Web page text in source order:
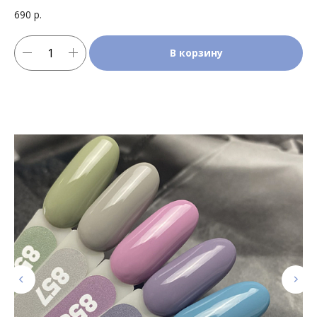
690 р.
В корзину